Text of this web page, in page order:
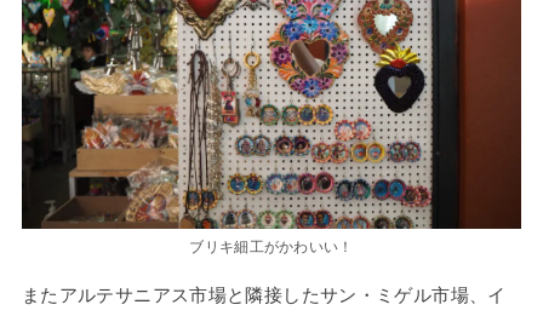
ブリキ細工がかわいい！
またアルテサニアス市場と隣接したサン・ミゲル市場、イ